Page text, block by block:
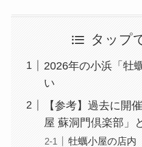
タップ
2026年の小浜「牡
い
【参考】過去に開
屋 蘇洞門倶楽部」
牡蠣小屋の店内